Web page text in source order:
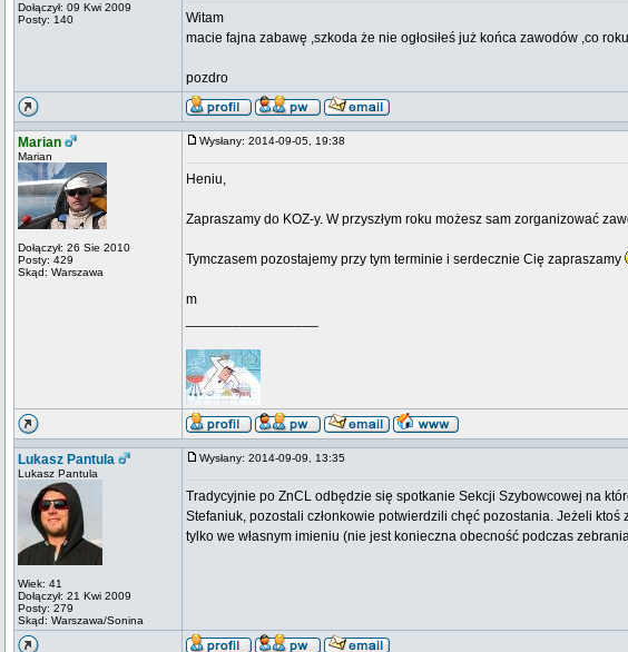
Dołączył: 09 Kwi 2009
Posty: 140
Witam
macie fajna zabawę ,szkoda że nie ogłosiłeś już końca zawodów ,co
pozdro
Marian
Marian
Dołączył: 26 Sie 2010
Posty: 429
Skąd: Warszawa
Wysłany: 2014-09-05, 19:38
Heniu,
Zapraszamy do KOZ-y. W przyszłym roku możesz sam zorganizować
Tymczasem pozostajemy przy tym terminie i serdecznie Cię zapraszamy
m
Lukasz Pantula
Lukasz Pantula
Wiek: 41
Dołączył: 21 Kwi 2009
Posty: 279
Skąd: Warszawa/Sonina
Wysłany: 2014-09-09, 13:35
Tradycyjnie po ZnCL odbędzie się spotkanie Sekcji Szybowcowej na
Stefaniuk, pozostali członkowie potwierdzili chęć pozostania. Jeżeli
tylko we własnym imieniu (nie jest konieczna obecność podczas